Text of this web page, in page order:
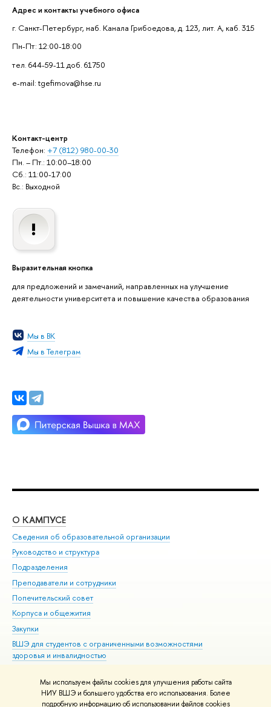
Мы используем файлы cookies для улучшения работы сайта
НИУ ВШЭ и большего удобства его использования. Более
подробную информацию об использовании файлов cookies
Адрес и контакты учебного офиса
г. Санкт-Петербург, наб. Канала Грибоедова, д. 123, лит. А, каб. 315
Пн-Пт: 12:00-18:00
тел. 644-59-11 доб. 61750
e-mail: tgefimova@hse.ru
Контакт-центр
Телефон: +7 (812) 980-00-30
Пн. – Пт.: 10:00–18:00
Сб.: 11:00-17:00
Вс.: Выходной
Выразительная кнопка
для предложений и замечаний, направленных на улучшение
деятельности университета и повышение качества образования
Мы в ВК
Мы в Телеграм
О КАМПУСЕ
Сведения об образовательной организации
Руководство и структура
Подразделения
Преподаватели и сотрудники
Попечительский совет
Корпуса и общежития
Закупки
ВШЭ для студентов с ограниченными возможностями
здоровья и инвалидностью
Единая платежная страница